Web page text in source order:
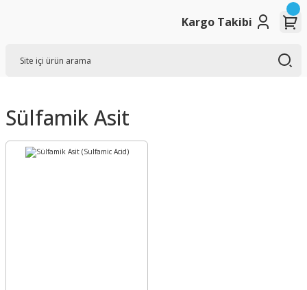
Kargo Takibi
Sülfamik Asit